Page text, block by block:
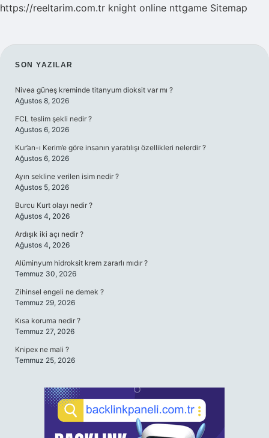
https://reeltarim.com.tr knight online nttgame Sitemap
SIDEBAR
SON YAZILAR
Nivea güneş kreminde titanyum dioksit var mı ?
Ağustos 8, 2026
FCL teslim şekli nedir ?
Ağustos 6, 2026
Kur’an-ı Kerim’e göre insanın yaratılışı özellikleri nelerdir ?
Ağustos 6, 2026
Ayın sekline verilen isim nedir ?
Ağustos 5, 2026
Burcu Kurt olayı nedir ?
Ağustos 4, 2026
Ardışık iki açı nedir ?
Ağustos 4, 2026
Alüminyum hidroksit krem zararlı mıdır ?
Temmuz 30, 2026
Zihinsel engeli ne demek ?
Temmuz 29, 2026
Kısa koruma nedir ?
Temmuz 27, 2026
Knipex ne mali ?
Temmuz 25, 2026